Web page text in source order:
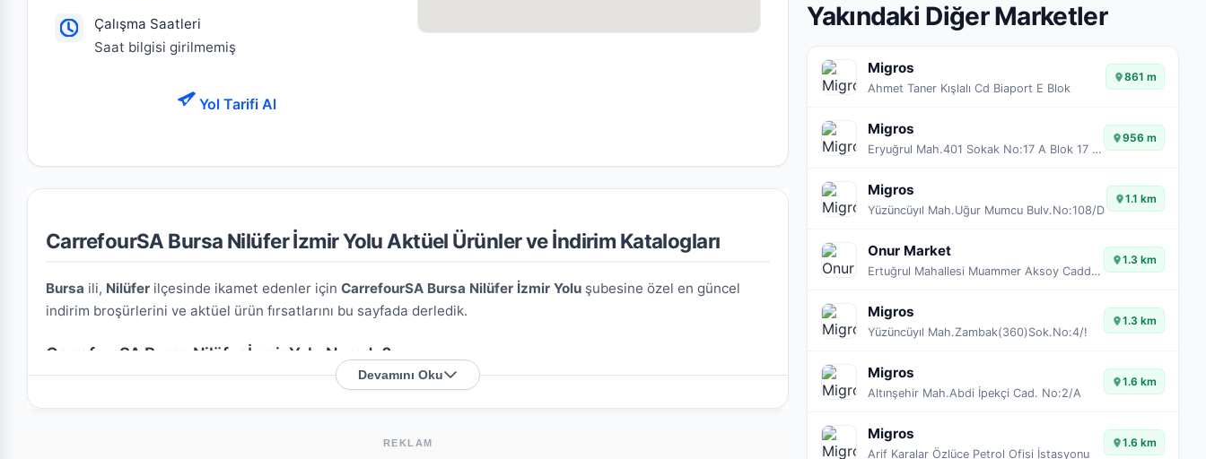
Çalışma Saatleri
Saat bilgisi girilmemiş
Yol Tarifi Al
CarrefourSA Bursa Nilüfer İzmir Yolu Aktüel Ürünler ve İndirim Katalogları
Bursa ili, Nilüfer ilçesinde ikamet edenler için CarrefourSA Bursa Nilüfer İzmir Yolu şubesine özel en güncel
indirim broşürlerini ve aktüel ürün fırsatlarını bu sayfada derledik.
CarrefourSA Bursa Nilüfer İzmir Yolu Nerede?
29 Ekim Mah. İzmir Yolu Cad. No: 376C
mağazaya kolayca ulaşım sağlayabilirsiniz.
Devamını Oku
REKLAM
Yakındaki Diğer Marketler
Migros
Ahmet Taner Kışlalı Cd Biaport E Blok
861 m
Migros
Eryuğrul Mah.401 Sokak No:17 A Blok 17 AA-17 AB
956 m
Migros
Yüzüncüyıl Mah.Uğur Mumcu Bulv.No:108/D
1.1 km
Onur Market
Ertuğrul Mahallesi Muammer Aksoy Caddesi No:52/E 16235 Ertuğrul
1.3 km
Migros
Yüzüncüyıl Mah.Zambak(360)Sok.No:4/!
1.3 km
Migros
Altınşehir Mah.Abdi İpekçi Cad. No:2/A
1.6 km
Migros
Arif Karalar Özlüce Petrol Ofisi İstasyonu
1.6 km